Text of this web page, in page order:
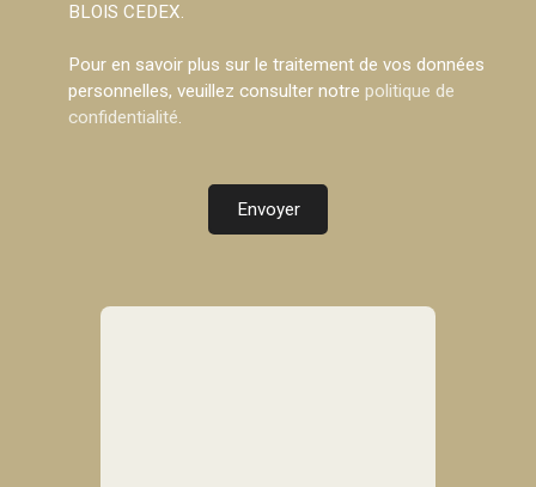
BLOIS CEDEX.
Pour en savoir plus sur le traitement de vos données
personnelles, veuillez consulter notre politique de
confidentialité.
Envoyer